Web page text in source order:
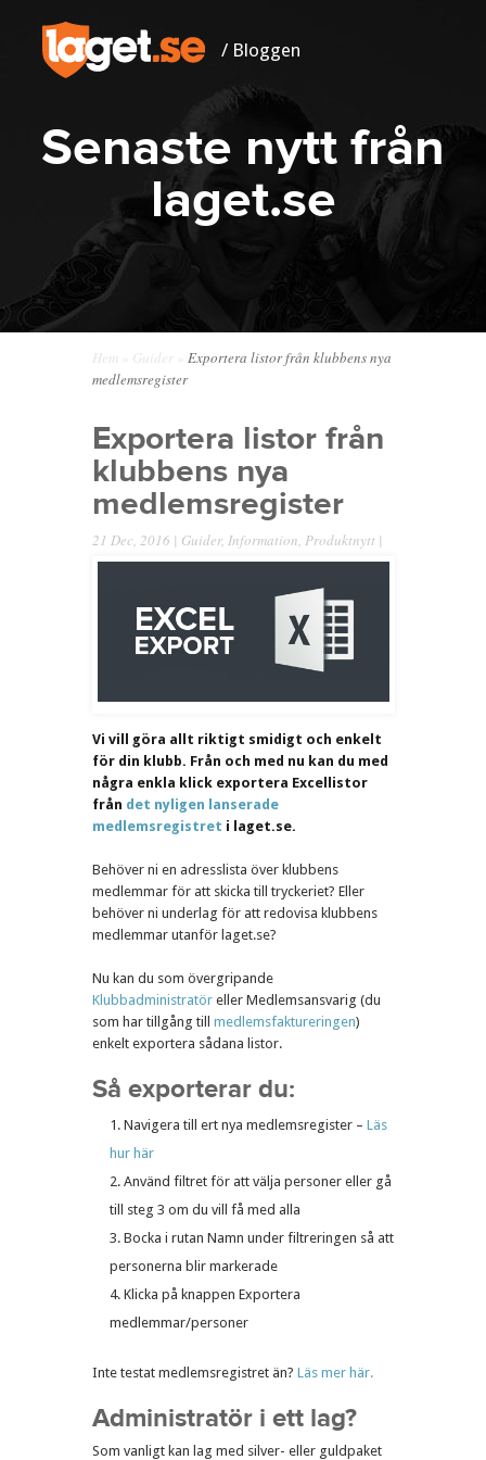
/ Bloggen
Senaste nytt från
laget.se
Hem Guider
Exportera listor från klubbens nya
medlemsregister
Exportera listor från
klubbens nya
medlemsregister
21 Dec, 2016 | Guider, Information, Produktnytt |
Vi vill göra allt riktigt smidigt och enkelt
för din klubb. Från och med nu kan du med
några enkla klick exportera Excellistor
från det nyligen lanserade
medlemsregistret i laget.se.
Behöver ni en adresslista över klubbens
medlemmar för att skicka till tryckeriet? Eller
behöver ni underlag för att redovisa klubbens
medlemmar utanför laget.se?
Nu kan du som övergripande
Klubbadministratöreller Medlemsansvarig (du
som har tillgång till medlemsfaktureringen)
enkelt exportera sådana listor.
Så exporterar du:
Navigera till ert nya medlemsregister – Läs
hur här
Använd filtret för att välja personer eller gå
till steg 3 om du vill få med alla
Bocka i rutan Namn under filtreringen så att
personerna blir markerade
Klicka på knappen Exportera
medlemmar/personer
Inte testat medlemsregistret än? Läs mer här.
Administratör i ett lag?
Som vanligt kan lag med silver- eller guldpaket